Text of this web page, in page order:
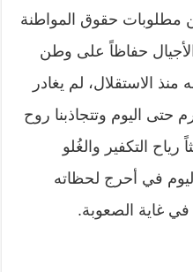
مطلوبات حقوق المواطنة
حفاظاً على وطن
منذ الاستقلال، لم يغادر
حتى اليوم وتتجاذبنا روح
رياح التكفير والغُلو
في أحرج لحظاته
في غاية الصعوبة.